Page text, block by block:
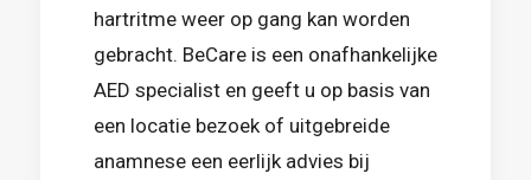
hartritme weer op gang kan worden
gebracht. BeCare is een onafhankelijke
AED specialist en geeft u op basis van
een locatie bezoek of uitgebreide
anamnese een eerlijk advies bij